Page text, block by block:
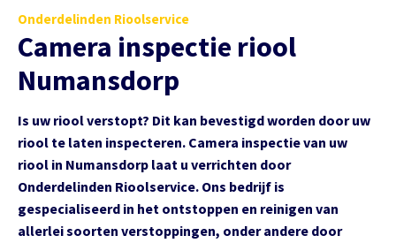
Onderdelinden Rioolservice
Camera inspectie riool
Numansdorp
Is uw riool verstopt? Dit kan bevestigd worden door uw
riool te laten inspecteren. Camera inspectie van uw
riool in Numansdorp laat u verrichten door
Onderdelinden Rioolservice. Ons bedrijf is
gespecialiseerd in het ontstoppen en reinigen van
allerlei soorten verstoppingen, onder andere door